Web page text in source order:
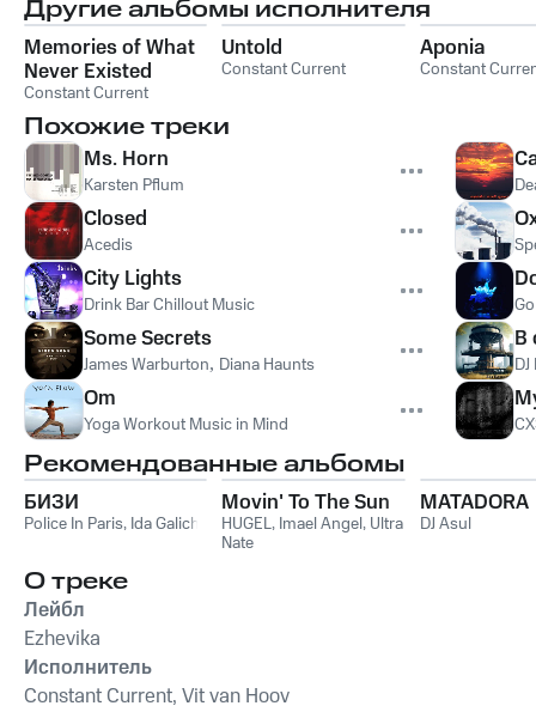
Другие альбомы исполнителя
Memories of What
Never Existed
Constant Current
Untold
Constant Current
Aponia
Constant
Похожие треки
Ms. Horn
Karsten Pflum
Closed
Acedis
City Lights
Drink Bar Chillout Music
Some Secrets
James Warburton, Diana Haunts
Om
Yoga Workout Music in Mind
В
Рекомендованные альбомы
БИЗИ
Police In Paris, Ida Galich
Movin' To The Sun
HUGEL, Imael Angel, Ultra
Nate
MATADORA
DJ Asul
О треке
Лейбл
Ezhevika
Исполнитель
Constant Current, Vit van Hoov